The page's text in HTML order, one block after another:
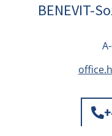
BENEVIT-